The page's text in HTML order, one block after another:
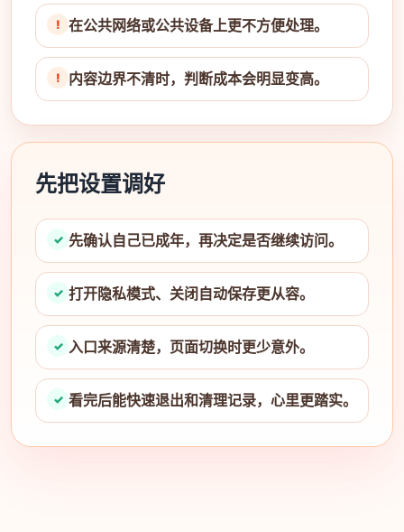
在公共网络或公共设备上更不方便处理。
内容边界不清时，判断成本会明显变高。
先把设置调好
先确认自己已成年，再决定是否继续访问。
打开隐私模式、关闭自动保存更从容。
入口来源清楚，页面切换时更少意外。
看完后能快速退出和清理记录，心里更踏实。